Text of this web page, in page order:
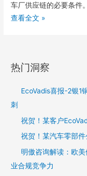
车厂供应链的必要条件
查看全文 »
热门洞察
EcoVadis喜报-2银1
刺
祝贺！某客户
祝贺！某汽车零部件
明傲咨询解读：欧
业合规竞争力